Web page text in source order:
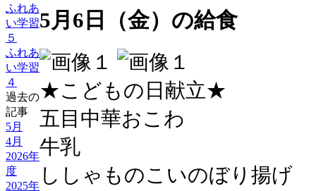
ふれあ
い学習
５
ふれあ
い学習
４
過去の
記事
5月
4月
2026年
度
2025年
5月6日（金）の給食
★こどもの日献立★
五目中華おこわ
牛乳
ししゃものこいのぼり揚げ